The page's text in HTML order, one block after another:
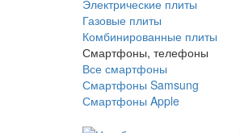
Электрические плиты
Газовые плиты
Комбинированные плиты
Смартфоны, телефоны
Все смартфоны
Смартфоны Samsung
Смартфоны Apple